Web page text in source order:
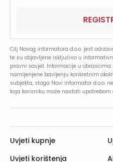
Cilj Novog informatora d.o.o. jest
te su objavljene isključivo u
pravni savjet. Informacije u
namijenjene bavljenju konkretnim
subjekta, stoga Novi informator d.o.o.
koja korisniku može nastati upotrebom
Uvjeti kupnje
Uvjeti korištenja